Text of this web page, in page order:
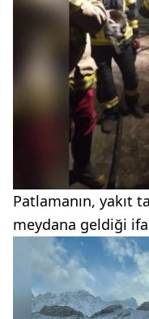
Patlamanın, yakıt
meydana geldiği